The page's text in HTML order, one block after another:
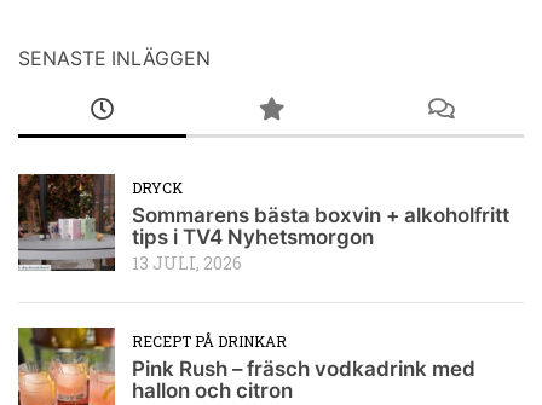
SENASTE INLÄGGEN
DRYCK
Sommarens bästa boxvin + alkoholfritt
tips i TV4 Nyhetsmorgon
13 JULI, 2026
RECEPT PÅ DRINKAR
Pink Rush – fräsch vodkadrink med
hallon och citron